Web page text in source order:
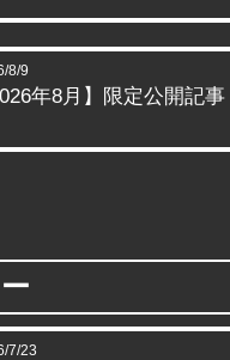
8/9
年8月】限定公開記
7/23